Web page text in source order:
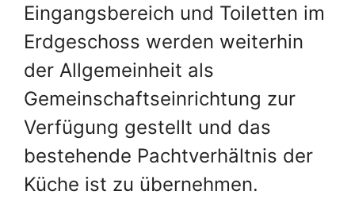
Eingangsbereich und Toiletten im
Erdgeschoss werden weiterhin
der Allgemeinheit als
Gemeinschaftseinrichtung zur
Verfügung gestellt und das
bestehende Pachtverhältnis der
Küche ist zu übernehmen.